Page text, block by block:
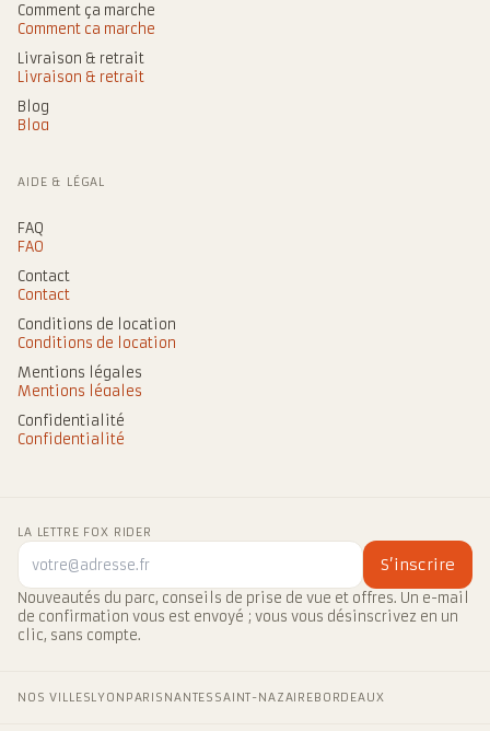
Comment ça marche
Comment ça marche
Livraison & retrait
Livraison & retrait
Blog
Blog
AIDE & LÉGAL
FAQ
FAQ
Contact
Contact
Conditions de location
Conditions de location
Mentions légales
Mentions légales
Confidentialité
Confidentialité
LA LETTRE FOX RIDER
S’inscrire
Nouveautés du parc, conseils de prise de vue et offres. Un e-mail
de confirmation vous est envoyé ; vous vous désinscrivez en un
clic, sans compte.
NOS VILLESLYON PARIS NANTES SAINT-NAZAIREBORDEAUX